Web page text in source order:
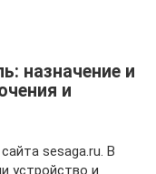
назначение и
и
sesaga.ru. В
устройство и